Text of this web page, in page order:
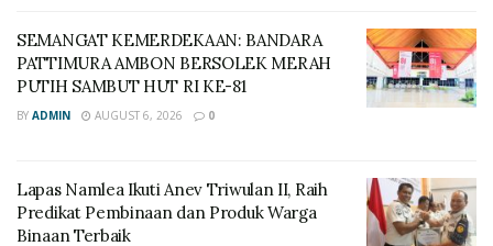
SEMANGAT KEMERDEKAAN: BANDARA
PATTIMURA AMBON BERSOLEK MERAH
PUTIH SAMBUT HUT RI KE-81
BY ADMIN AUGUST 6, 2026 0
Lapas Namlea Ikuti Anev Triwulan II, Raih
Predikat Pembinaan dan Produk Warga
Binaan Terbaik